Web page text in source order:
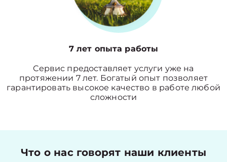
7 лет опыта работы
Сервис предоставляет услуги уже на
протяжении 7 лет. Богатый опыт позволяет
гарантировать высокое качество в работе любой
сложности
Что о нас говорят наши клиенты